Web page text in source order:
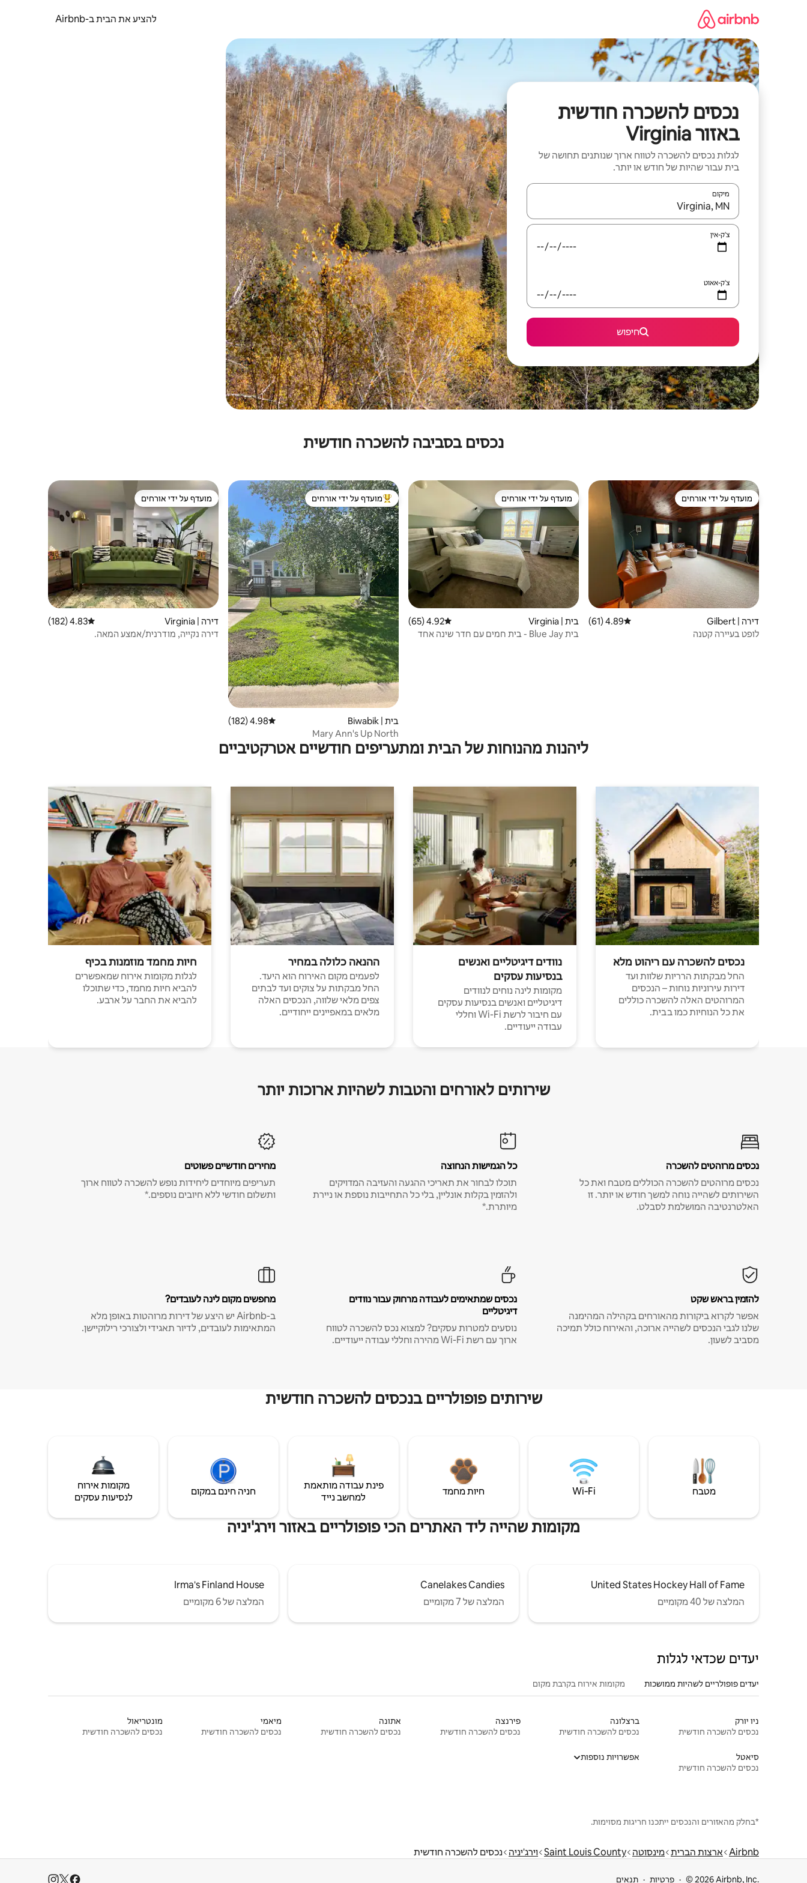
להציע את הבית ב-Airbnb
נכסים להשכרה חודשית
באזור Virginia
לגלות נכסים להשכרה לטווח ארוך שנותנים תחושה של
בית עבור שהיות של חודש או יותר.
מיקום
כאשר התוצאות יהיו זמינות, יש לנווט עם מקשי החיצים למעלה ולמטה או לעיין בעזרת תנועות מגע או החלקה.
צ'ק-אין
צ'ק-אאוט
חיפוש
נכסים בסביבה להשכרה חודשית
מועדף על ידי אורחים
מועדף על ידי אורחים
דירה | Gilbert דירוג ממוצע של 4.89 מתוך 5, 61 ביקורות
4.89 (61)
לופט בעיירה קטנה
מועדף על ידי אורחים
מועדף על ידי אורחים
בית | Virginia דירוג ממוצע של 4.92 מתוך 5, 65 ביקורות
4.92 (65)
בית Blue Jay - בית חמים עם חדר שינה אחד
מוביל בקרב נכסים מועדפים על ידי אורחים
מועדף על ידי אורחים
בית | Biwabik דירוג ממוצע של 4.98 מתוך 5, 182 ביקורות
4.98 (182)
Mary Ann's Up North
מועדף על ידי אורחים
מועדף על ידי אורחים
דירה | Virginia דירוג ממוצע של 4.83 מתוך 5, 182 ביקורות
4.83 (182)
דירה נקייה, מודרנית/אמצע המאה.
ליהנות מהנוחות של הבית ומתעריפים חודשיים אטרקטיביים
נכסים להשכרה עם ריהוט מלא
החל מבקתות הרריות שלוות ועד
דירות עירוניות נוחות – הנכסים
המרוהטים האלה להשכרה כוללים
את כל הנוחיות כמו בבית.
נוודים דיגיטליים ואנשים
בנסיעות עסקים
מקומות לינה נוחים לנוודים
דיגיטליים ואנשים בנסיעות עסקים
עם חיבור לרשת Wi-Fi וחללי
עבודה ייעודיים.
ההנאה כלולה במחיר
לפעמים מקום האירוח הוא היעד.
החל מבקתות על צוקים ועד לבתים
צפים מלאי שלווה, הנכסים האלה
מלאים במאפיינים ייחודיים.
חיות מחמד מוזמנות בכיף
לגלות מקומות אירוח שמאפשרים
להביא חיות מחמד, כדי שתוכלו
להביא את החבר על ארבע.
שירותים לאורחים והטבות לשהיות ארוכות יותר
נכסים מרוהטים להשכרה
נכסים מרוהטים להשכרה הכוללים מטבח ואת כל
השירותים לשהייה נוחה למשך חודש או יותר. זו
האלטרנטיבה המושלמת לסבלט.
כל הגמישות הנחוצה
תוכלו לבחור את תאריכי ההגעה והעזיבה המדויקים
ולהזמין בקלות אונליין, בלי כל התחייבות נוספת או ניירת
מיותרת.*
מחירים חודשיים פשוטים
תעריפים מיוחדים ליחידות נופש להשכרה לטווח ארוך
ותשלום חודשי ללא חיובים נוספים.*
להזמין בראש שקט
אפשר לקרוא ביקורות מהאורחים בקהילה המהימנה
שלנו לגבי הנכסים לשהייה ארוכה, והאירוח כולל תמיכה
מסביב לשעון.
נכסים שמתאימים לעבודה מרחוק עבור נוודים
דיגיטליים
נוסעים למטרות עסקים? למצוא נכס להשכרה לטווח
ארוך עם רשת Wi-Fi מהירה וחללי עבודה ייעודיים.
מחפשים מקום לינה לעובדים?
ב-Airbnb יש היצע של דירות מרוהטות באופן מלא
המתאימות לעובדים, לדיור תאגידי ולצורכי רילוקיישן.
שירותים פופולריים בנכסים להשכרה חודשית
מטבח Wi‑Fi חיות מחמד
פינת עבודה מותאמת
למחשב נייד
חניה חינם במקום
מקומות אירוח
לנסיעות עסקים
מקומות שהייה ליד האתרים הכי פופולריים באזור וירג'יניה
United States Hockey Hall of Fame
המלצה של 40 מקומיים
Canelakes Candies
המלצה של 7 מקומיים
Irma's Finland House
המלצה של 6 מקומיים
יעדים שכדאי לגלות
יעדים פופולריים לשהיות ממושכות מקומות אירוח בקרבת מקום
ניו יורק
נכסים להשכרה חודשית
ברצלונה
נכסים להשכרה חודשית
פירנצה
נכסים להשכרה חודשית
אתונה
נכסים להשכרה חודשית
מיאמי
נכסים להשכרה חודשית
מונטריאול
נכסים להשכרה חודשית
סיאטל
נכסים להשכרה חודשית
אפשרויות נוספות
*בחלק מהאזורים והנכסים ייתכנו חריגות מסוימות.
Airbnb ארצות הברית מינסוטה Saint Louis County וירג'יניה נכסים להשכרה חודשית
© 2026 Airbnb, Inc. פרטיות תנאים